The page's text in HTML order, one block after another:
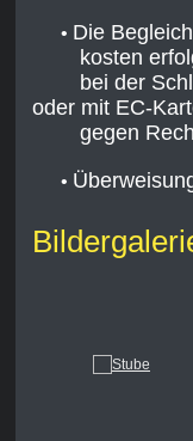
• Die
kosten
bei der
oder mit EC-
gegen
•